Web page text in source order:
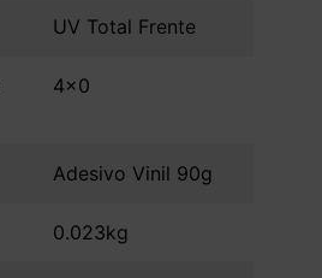
UV Total Frente
4x0
Adesivo Vinil 90g
0.023kg